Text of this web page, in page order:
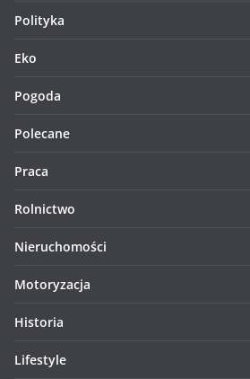
Polityka
Eko
Pogoda
Polecane
Praca
Rolnictwo
Nieruchomości
Motoryzacja
Historia
Lifestyle